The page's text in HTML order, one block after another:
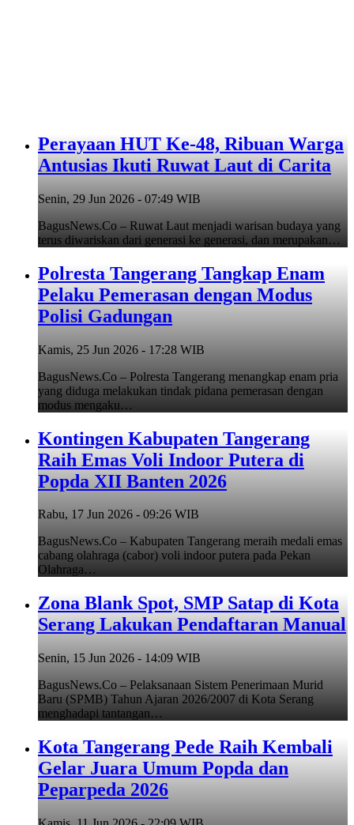
Perayaan HUT Ke-48, Ribuan Warga
Antusias Ikuti Ruwat Laut di Carita
Senin, 29 Jun 2026 - 07:49 WIB
BagusNews.Co – Ruwat Laut menjadi warisan budaya yang
terus diwariskan dari generasi ke generasi, dan merupakan…
Polresta Tangerang Tangkap Enam
Pelaku Pemerasan dengan Modus
Polisi Gadungan
Kamis, 25 Jun 2026 - 17:28 WIB
BagusNews.Co – Polresta Tangerang menangkap enam pria
yang diduga melakukan tindak pidana pemerasan dengan
modus mengaku…
Kontingen Kabupaten Tangerang
Raih Emas Voli Indoor Putera di
Popda XII Banten 2026
Rabu, 17 Jun 2026 - 09:26 WIB
BagusNews.Co – Kabupaten Tangerang meraih medali emas
cabang olahraga (cabor) voli indoor putera pada Pekan
Olahraga…
Zona Blank Spot, SMP Satap di Kota
Serang Lakukan Pendaftaran Manual
Senin, 15 Jun 2026 - 14:09 WIB
BagusNews.Co – Pelaksanaan Sistem Penerimaan Murid
Baru (SPMB) Tahun Ajaran 2026/2007 di Kota Serang
menghadapi tantangan…
Kota Tangerang Pede Raih Kembali
Gelar Juara Umum Popda dan
Peparpeda 2026